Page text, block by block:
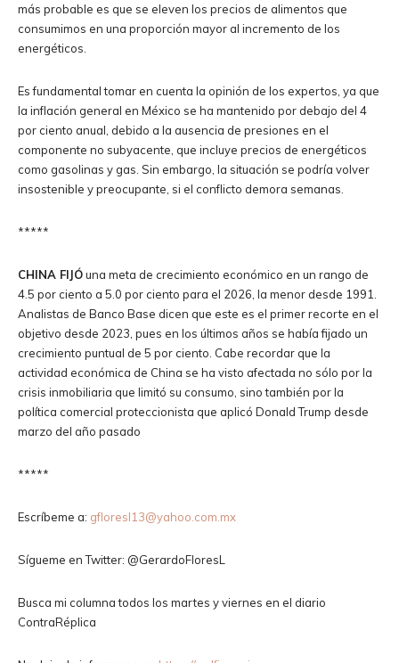
más probable es que se eleven los precios de alimentos que
consumimos en una proporción mayor al incremento de los
energéticos.
Es fundamental tomar en cuenta la opinión de los expertos, ya que
la inflación general en México se ha mantenido por debajo del 4
por ciento anual, debido a la ausencia de presiones en el
componente no subyacente, que incluye precios de energéticos
como gasolinas y gas. Sin embargo, la situación se podría volver
insostenible y preocupante, si el conflicto demora semanas.
*****
CHINA FIJÓuna meta de crecimiento económico en un rango de
4.5 por ciento a 5.0 por ciento para el 2026, la menor desde 1991.
Analistas de Banco Base dicen que este es el primer recorte en el
objetivo desde 2023, pues en los últimos años se había fijado un
crecimiento puntual de 5 por ciento. Cabe recordar que la
actividad económica de China se ha visto afectada no sólo por la
crisis inmobiliaria que limitó su consumo, sino también por la
política comercial proteccionista que aplicó Donald Trump desde
marzo del año pasado
*****
Escríbeme a: gfloresl13@yahoo.com.mx
Sígueme en Twitter: @GerardoFloresL
Busca mi columna todos los martes y viernes en el diario
ContraRéplica